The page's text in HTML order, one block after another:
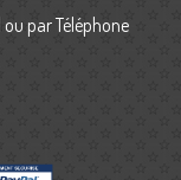
ou par Téléphone